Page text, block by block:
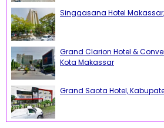
Singgasana Hotel
Grand Clarion Hotel &
Kota Makassar
Grand Saota Hotel,